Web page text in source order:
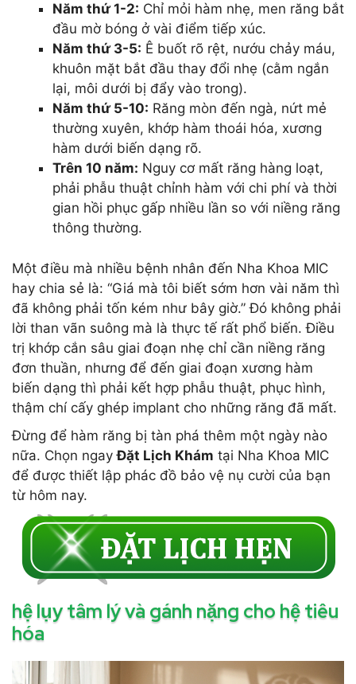
Năm thứ 1-2: Chỉ mỏi hàm nhẹ, men răng bắt
đầu mờ bóng ở vài điểm tiếp xúc.
Năm thứ 3-5: Ê buốt rõ rệt, nướu chảy máu,
khuôn mặt bắt đầu thay đổi nhẹ (cằm ngắn
lại, môi dưới bị đẩy vào trong).
Năm thứ 5-10: Răng mòn đến ngà, nứt mẻ
thường xuyên, khớp hàm thoái hóa, xương
hàm dưới biến dạng rõ.
Trên 10 năm: Nguy cơ mất răng hàng loạt,
phải phẫu thuật chỉnh hàm với chi phí và thời
gian hồi phục gấp nhiều lần so với niềng răng
thông thường.
Một điều mà nhiều bệnh nhân đến Nha Khoa MIC
hay chia sẻ là: “Giá mà tôi biết sớm hơn vài năm thì
đã không phải tốn kém như bây giờ.” Đó không phải
lời than vãn suông mà là thực tế rất phổ biến. Điều
trị khớp cắn sâu giai đoạn nhẹ chỉ cần niềng răng
đơn thuần, nhưng để đến giai đoạn xương hàm
biến dạng thì phải kết hợp phẫu thuật, phục hình,
thậm chí cấy ghép implant cho những răng đã mất.
Đừng để hàm răng bị tàn phá thêm một ngày nào
nữa. Chọn ngayĐặt Lịch Khám tại Nha Khoa MIC
để được thiết lập phác đồ bảo vệ nụ cười của bạn
từ hôm nay.
hệ lụy tâm lý và gánh nặng cho hệ tiêu
hóa